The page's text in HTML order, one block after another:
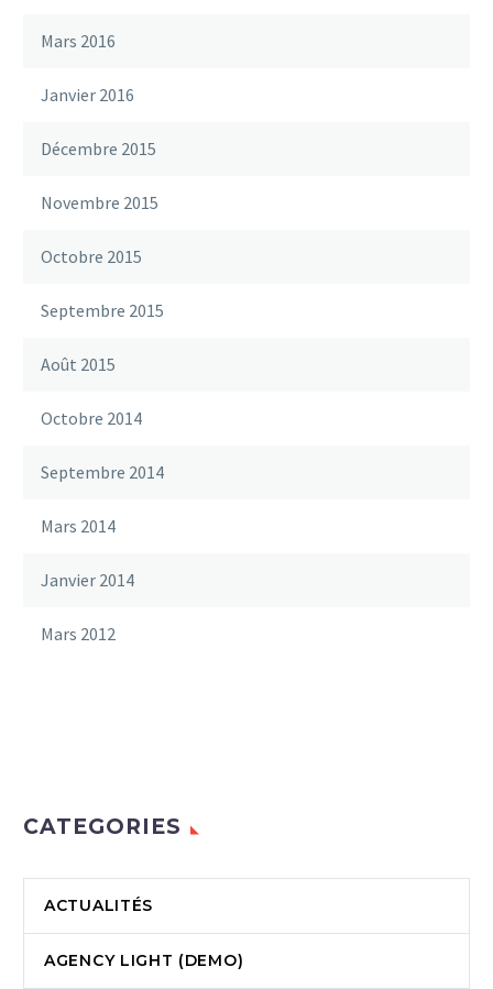
Mars 2016
Janvier 2016
Décembre 2015
Novembre 2015
Octobre 2015
Septembre 2015
Août 2015
Octobre 2014
Septembre 2014
Mars 2014
Janvier 2014
Mars 2012
CATEGORIES
ACTUALITÉS
AGENCY LIGHT (DEMO)